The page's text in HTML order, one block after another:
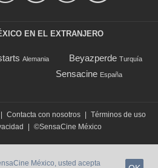
EN EL EXTRANJERO
Alemania Beyazperde Turquía
Sensacine España
| Contacta con nosotros | Términos de uso
| ©SensaCine México
México, usted acepta